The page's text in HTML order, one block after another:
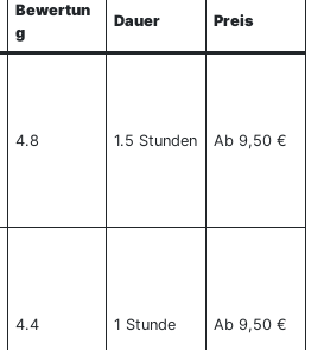
Bewertun
g
Dauer Preis
4.8 1.5 Stunden Ab 9,50 €
4.4 1 Stunde Ab 9,50 €